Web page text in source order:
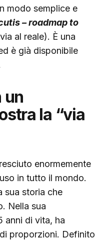
modo semplice e
– roadmap to
al reale). È una
è già disponibile
un
la “via
enormemente
in tutto il mondo.
sua storia che
Nella sua
anni di vita, ha
proporzioni. Definito